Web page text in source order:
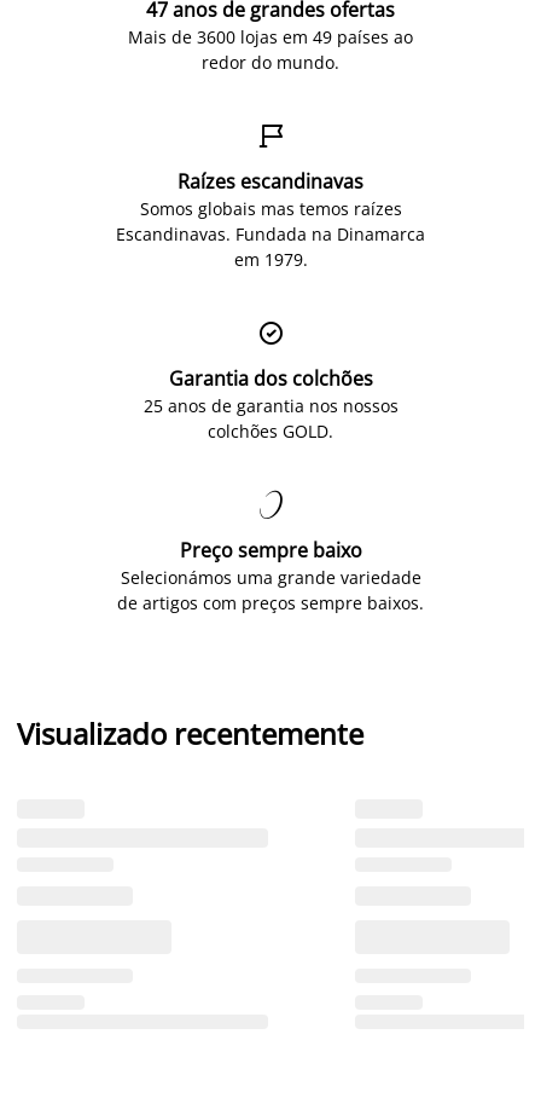
47 anos de grandes ofertas
Mais de 3600 lojas em 49 países ao
redor do mundo.

Raízes escandinavas
Somos globais mas temos raízes
Escandinavas. Fundada na Dinamarca
em 1979.

Garantia dos colchões
25 anos de garantia nos nossos
colchões GOLD.

Preço sempre baixo
Selecionámos uma grande variedade
de artigos com preços sempre baixos.
Visualizado recentemente